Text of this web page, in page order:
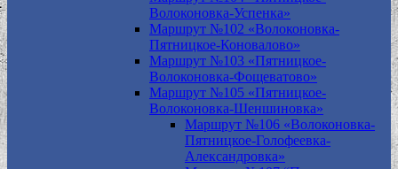
Волоконовка-Успенка»
Маршрут №102 «Волоконовка-
Пятницкое-Коновалово»
Маршрут №103 «Пятницкое-
Волоконовка-Фощеватово»
Маршрут №105 «Пятницкое-
Волоконовка-Шеншиновка»
Маршрут №106 «Волоконовка-
Пятницкое-Голофеевка-
Александровка»